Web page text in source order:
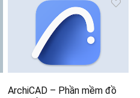
ArchiCAD – Phần mềm đồ